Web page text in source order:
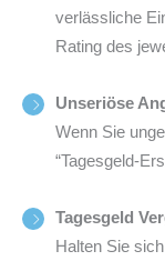
verlässliche
Rating des
Unseriöse
Wenn Sie
“Tagesgeld-
Tagesgeld
Halten Sie